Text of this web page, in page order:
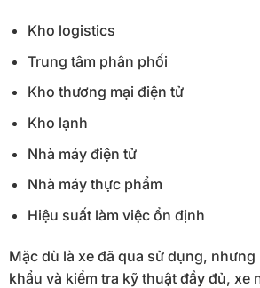
Kho logistics
Trung tâm phân phối
Kho thương mại điện tử
Kho lạnh
Nhà máy điện tử
Nhà máy thực phẩm
Hiệu suất làm việc ổn định
Mặc dù là xe đã qua sử dụng,
khẩu và kiểm tra kỹ thuật đầy đủ, xe